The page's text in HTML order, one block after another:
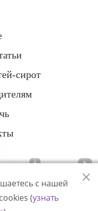
сирот
с нашей
(узнать